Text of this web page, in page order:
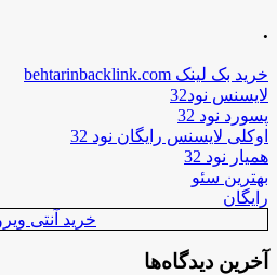
.
خرید بک لینک behtarinbacklink.com
لایسنس نود32
پسورد نود 32
اوکلی لایسنس رایگان نود 32
همیار نود 32
بهترین سئو
رایگان
خرید آنتی
آخرین دیدگاه‌ها